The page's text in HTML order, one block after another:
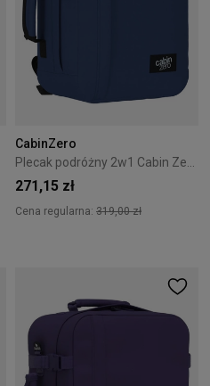
CabinZero
Plecak podróżny 2w1 Cabin Zero Classic Tech 28L Navy
271,15 zł
Cena regularna: 319,00 zł